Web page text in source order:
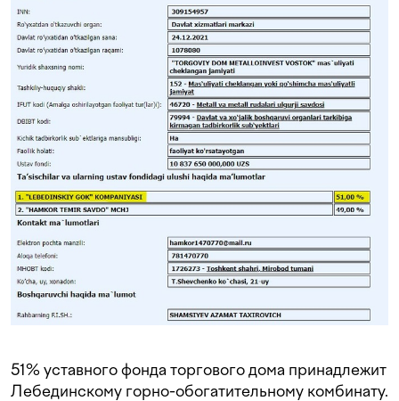
51% уставного фонда торгового дома принадлежит
Лебединскому горно-обогатительному комбинату.